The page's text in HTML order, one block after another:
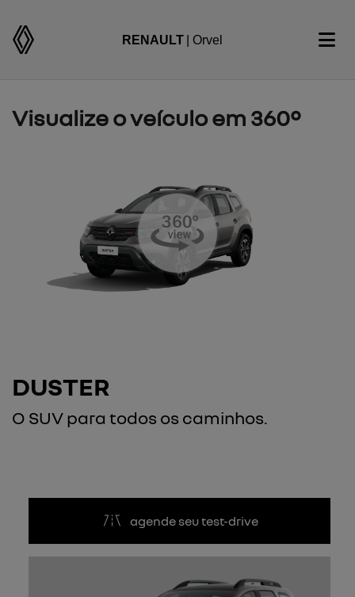
RENAULT | Orvel
Visualize o veículo em 360°
DUSTER
O SUV para todos os caminhos.
agende seu test-drive